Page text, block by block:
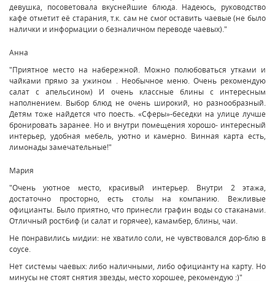
девушка, посоветовала вкуснейшие блюда. Надеюсь, руководство
кафе отметит её старания, т.к. сам не смог оставить чаевые (не было
налички и информации о безналичном переводе чаевых)."
Анна
"Приятное место на набережной. Можно полюбоваться утками и
чайками прямо за ужином . Необычное меню. Очень рекомендую
салат с апельсином) И очень классные блины с интересным
наполнением. Выбор блюд не очень широкий, но разнообразный.
Детям тоже найдется что поесть. «Сферы»-беседки на улице лучше
бронировать заранее. Но и внутри помещения хорошо- интересный
интерьер, удобная мебель, уютно и камерно. Винная карта есть,
лимонады замечательные!"
Мария
"Очень уютное место, красивый интерьер. Внутри 2 этажа,
достаточно просторно, есть столы на компанию. Вежливые
официанты. Было приятно, что принесли графин воды со стаканами.
Отличный ростбиф (и салат и горячее), камамбер, блины, чаи.
Не понравились мидии: не хватило соли, не чувствовался дор-блю в
соусе.
Нет системы чаевых: либо наличными, либо официанту на карту. Но
минусы не стоят снятия звезды, место хорошее, рекомендую :)"